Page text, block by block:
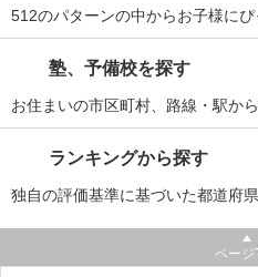
512のパターンの中からお子様にぴ
塾、予備校を探す
お住まいの市区町村、路線・駅か
ランキングから探す
独自の評価基準に基づいた都道府
ページ